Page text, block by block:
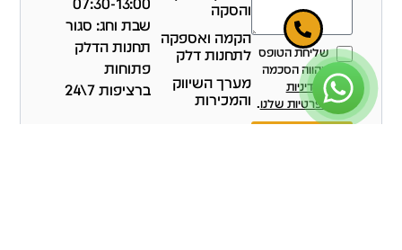
שליחת הטופס
מהווה הסכמה
למדיניות
הפרטיות שלנו.
והסקה
הקמה ואספקה
לתחנות דלק
מערך השיווק
והמכירות
גיוס עובדים
07:30-13:00
שבת וחג: סגור
תחנות הדלק
פתוחות
ברציפות 7\24